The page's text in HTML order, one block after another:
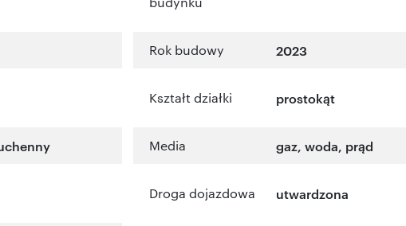
Rok budowy 2023
Kształt działki prostokąt
Media gaz, woda, prąd
Droga dojazdowa utwardzona